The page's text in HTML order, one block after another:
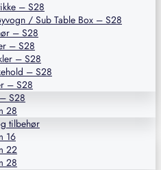
– S28
/ Sub Table Box – S28
– S28
– S28
– S28
– S28
– S28
S28
28
tilbehør
16
22
28